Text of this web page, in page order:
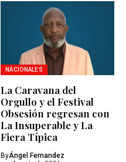
NACIONALES
La Caravana del
Orgullo y el Festival
Obsesión regresan con
La Insuperable y La
Fiera Típica
ByÁngel Fernandez